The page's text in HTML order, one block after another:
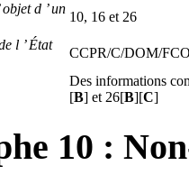
d ’ un
10, 16 et 26
l ’ État
CCPR/C/DOM/
Des informations
[B] et 26[B][C]
10 :